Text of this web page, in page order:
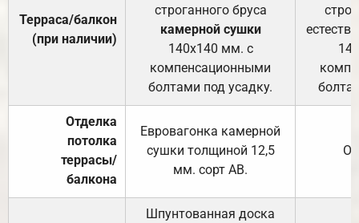
Терраса/балкон
(при наличии)
строганного бруса
камерной сушки
140х140 мм. с
компенсационными
болтами под усадку.
Отделка
потолка
террасы/
балкона
Евровагонка камерной
сушки толщиной 12,5
мм. сорт АВ.
Шпунтованная доска